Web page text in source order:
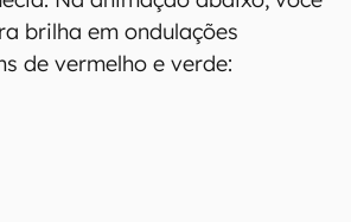
brilha em ondulações
de vermelho e verde: